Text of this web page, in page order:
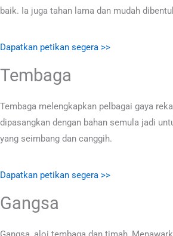
baik. Ia juga tahan lama dan mudah
Dapatkan petikan segera >>
Tembaga
Tembaga melengkapkan pelbagai gaya
dipasangkan dengan bahan semula jadi
yang seimbang dan canggih.
Dapatkan petikan segera >>
Gangsa